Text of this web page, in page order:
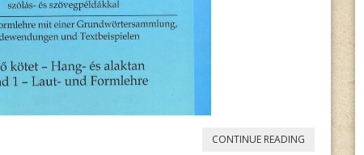
CONTINUE READING
TEMESI